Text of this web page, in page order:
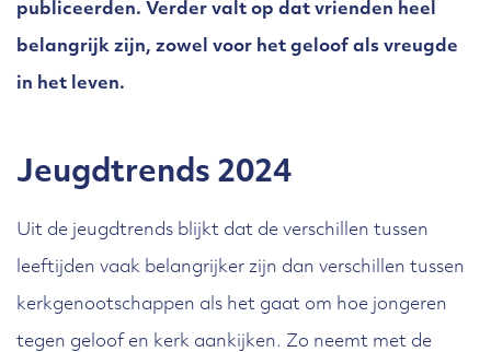
publiceerden. Verder valt op dat vrienden heel
belangrijk zijn, zowel voor het geloof als vreugde
in het leven.
Jeugdtrends 2024
Uit de jeugdtrends blijkt dat de verschillen tussen
leeftijden vaak belangrijker zijn dan verschillen tussen
kerkgenootschappen als het gaat om hoe jongeren
tegen geloof en kerk aankijken. Zo neemt met de